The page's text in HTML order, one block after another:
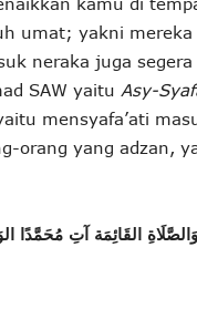
umat; yakni
neraka juga
SAW yaitu Asy-
mensyafa’ati
orang yang adzan,
القَائِمَة آتِ مُحَمَّدًا